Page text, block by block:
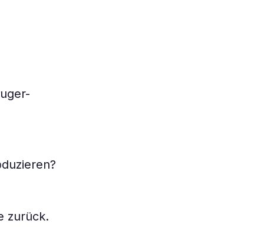
zurück.